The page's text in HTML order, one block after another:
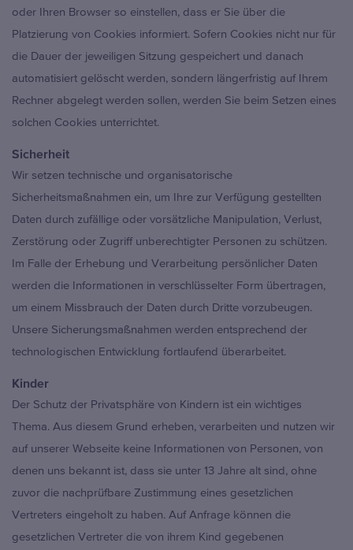
oder Ihren Browser so einstellen, dass er Sie über die
Platzierung von Cookies informiert. Sofern Cookies nicht nur für
die Dauer der jeweiligen Sitzung gespeichert und danach
automatisiert gelöscht werden, sondern längerfristig auf Ihrem
Rechner abgelegt werden sollen, werden Sie beim Setzen eines
solchen Cookies unterrichtet.
Sicherheit
Wir setzen technische und organisatorische
Sicherheitsmaßnahmen ein, um Ihre zur Verfügung gestellten
Daten durch zufällige oder vorsätzliche Manipulation, Verlust,
Zerstörung oder Zugriff unberechtigter Personen zu schützen.
Im Falle der Erhebung und Verarbeitung persönlicher Daten
werden die Informationen in verschlüsselter Form übertragen,
um einem Missbrauch der Daten durch Dritte vorzubeugen.
Unsere Sicherungsmaßnahmen werden entsprechend der
technologischen Entwicklung fortlaufend überarbeitet.
Kinder
Der Schutz der Privatsphäre von Kindern ist ein wichtiges
Thema. Aus diesem Grund erheben, verarbeiten und nutzen wir
auf unserer Webseite keine Informationen von Personen, von
denen uns bekannt ist, dass sie unter 13 Jahre alt sind, ohne
zuvor die nachprüfbare Zustimmung eines gesetzlichen
Vertreters eingeholt zu haben. Auf Anfrage können die
gesetzlichen Vertreter die von ihrem Kind gegebenen